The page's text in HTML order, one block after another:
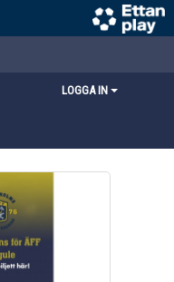
LOGGA IN